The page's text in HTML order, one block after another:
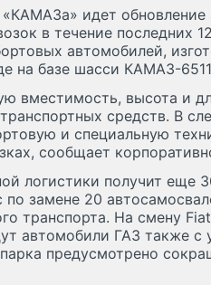
идет обновление
в течение последних
автомобилей,
на базе шасси КАМАЗ-
вместимость, высота и
транспортных средств. В
и специальную
сообщает
логистики получит еще
по замене 20
транспорта. На смену
автомобили ГАЗ также
предусмотрено